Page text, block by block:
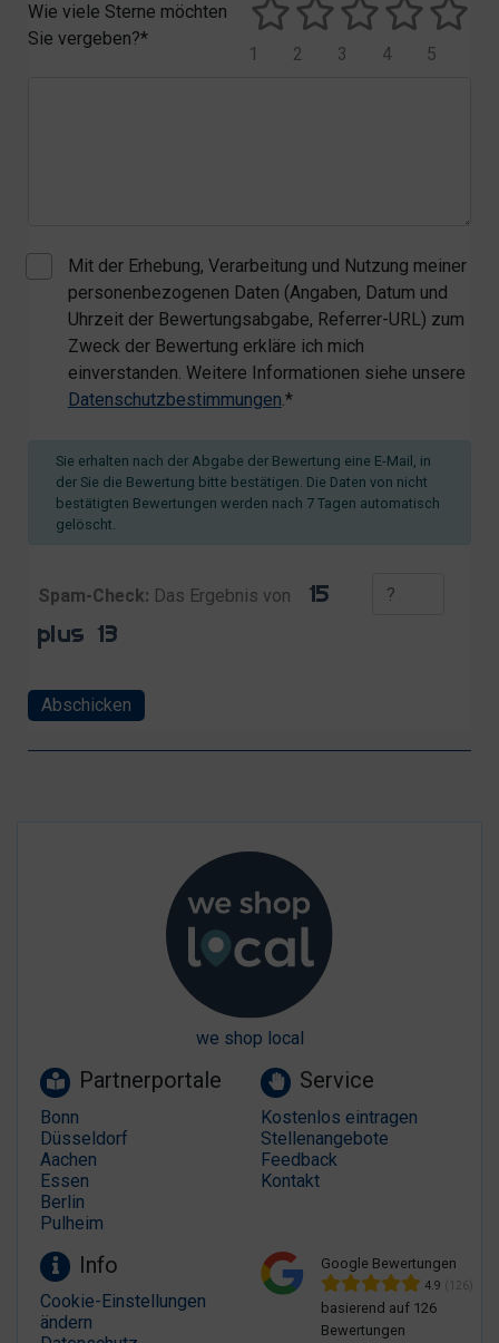
Wie viele Sterne möchten
Sie vergeben?*
5
4
3
2
1
Mit der Erhebung, Verarbeitung und Nutzung meiner
personenbezogenen Daten (Angaben, Datum und
Uhrzeit der Bewertungsabgabe, Referrer-URL) zum
Zweck der Bewertung erkläre ich mich
einverstanden. Weitere Informationen siehe unsere
Datenschutzbestimmungen.*
Sie erhalten nach der Abgabe der Bewertung eine E-Mail, in
der Sie die Bewertung bitte bestätigen. Die Daten von nicht
bestätigten Bewertungen werden nach 7 Tagen automatisch
gelöscht.
Spam-Check: Das Ergebnis von
Abschicken
we shop local
Partnerportale
Bonn
Düsseldorf
Aachen
Essen
Berlin
Pulheim
Service
Kostenlos eintragen
Stellenangebote
Feedback
Kontakt
Info
Cookie-Einstellungen
ändern
Google Bewertungen
4.9 (126)
basierend auf 126
Bewertungen